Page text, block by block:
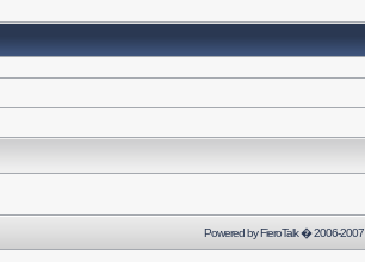
Powered byFieroTalk� 2006-2007